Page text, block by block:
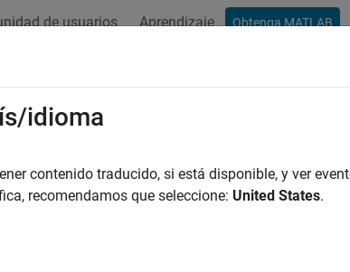
de usuarios Aprendizaje Obtenga MATLAB
fijo
las señales y los valores de los parámetros con
digital, los números se representan como
datos, el tamaño de las palabras se fija en un
de punto fijo es mucho menor que el de los
idioma
contenido traducido, si está disponible, y ver
recomendamos que seleccione: United States.